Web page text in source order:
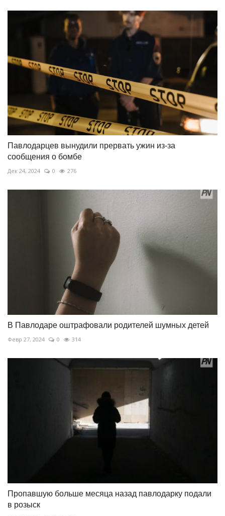
Павлодарцев вынудили прервать ужин из-за
сообщения о бомбе
Дек 24, 2024 0 276
В Павлодаре оштрафовали родителей шумных детей
Февр 27, 2024 0 314
Пропавшую больше месяца назад павлодарку подали
в розыск